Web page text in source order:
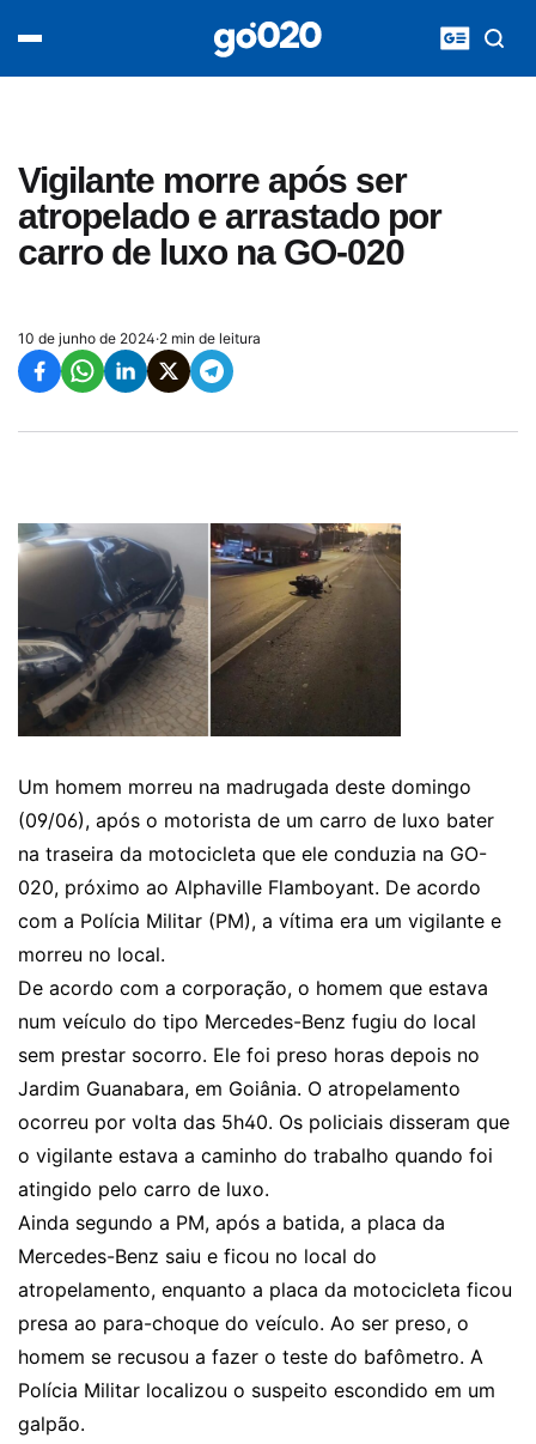
Vigilante morre após ser
atropelado e arrastado por
carro de luxo na GO-020
10 de junho de 2024·2 min de leitura
Um homem morreu na madrugada deste domingo
(09/06), após o motorista de um carro de luxo bater
na traseira da motocicleta que ele conduzia na GO-
020, próximo ao Alphaville Flamboyant. De acordo
com a Polícia Militar (PM), a vítima era um vigilante e
morreu no local.
De acordo com a corporação, o homem que estava
num veículo do tipo Mercedes-Benz fugiu do local
sem prestar socorro. Ele foi preso horas depois no
Jardim Guanabara, em Goiânia. O atropelamento
ocorreu por volta das 5h40. Os policiais disseram que
o vigilante estava a caminho do trabalho quando foi
atingido pelo carro de luxo.
Ainda segundo a PM, após a batida, a placa da
Mercedes-Benz saiu e ficou no local do
atropelamento, enquanto a placa da motocicleta ficou
presa ao para-choque do veículo. Ao ser preso, o
homem se recusou a fazer o teste do bafômetro. A
Polícia Militar localizou o suspeito escondido em um
galpão.
acontece agora
entretenimento
vídeos
pod020